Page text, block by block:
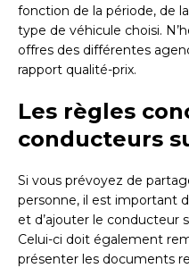
fonction de la période, de
type de véhicule choisi.
offres des différentes
rapport qualité-prix.
Les règles
conducteurs
Si vous prévoyez de
personne, il est important
et d’ajouter le conducteur
Celui-ci doit également
présenter les documents